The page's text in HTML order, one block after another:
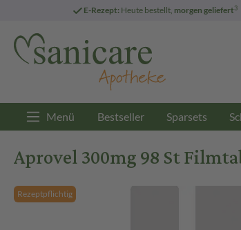
E-Rezept: Heute bestellt, morgen geliefert3
Menü Bestseller Sparsets
Aprovel 300mg 98 St
Rezeptpflichtig